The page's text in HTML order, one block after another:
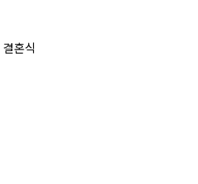
혼식